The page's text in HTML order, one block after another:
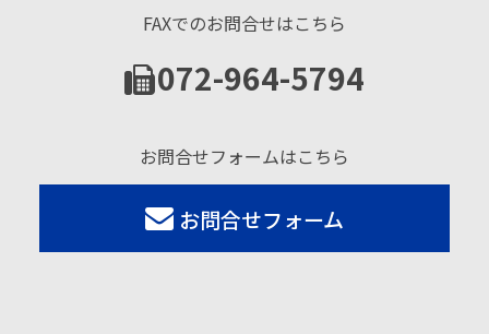
FAXでのお問合せはこちら
072-964-5794
お問合せフォームはこちら
お問合せフォーム